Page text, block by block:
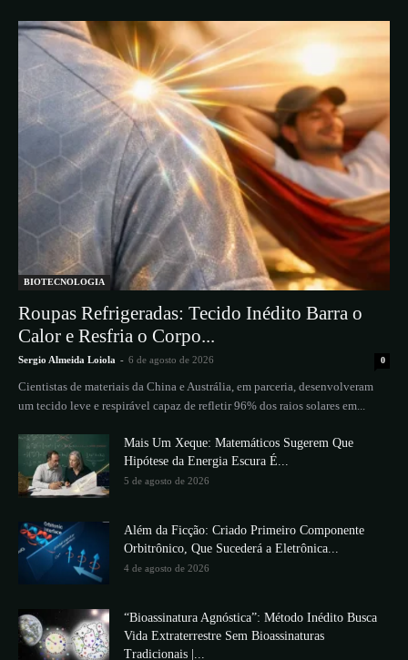
BIOTECNOLOGIA
Roupas Refrigeradas: Tecido Inédito Barra o
Calor e Resfria o Corpo...
Sergio Almeida Loiola - 6 de agosto de 2026 0
Cientistas de materiais da China e Austrália, em parceria, desenvolveram
um tecido leve e respirável capaz de refletir 96% dos raios solares em...
Mais Um Xeque: Matemáticos Sugerem Que
Hipótese da Energia Escura É...
5 de agosto de 2026
Além da Ficção: Criado Primeiro Componente
Orbitrônico, Que Sucederá a Eletrônica...
4 de agosto de 2026
“Bioassinatura Agnóstica”: Método Inédito Busca
Vida Extraterrestre Sem Bioassinaturas
Tradicionais |...